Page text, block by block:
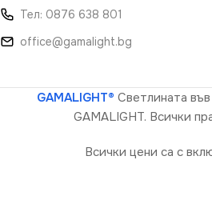
Тел: 0876 638 801
office@gamalight.bg
GAMALIGHT® Светлината
GAMALIGHT. Всички
Всички цени са с